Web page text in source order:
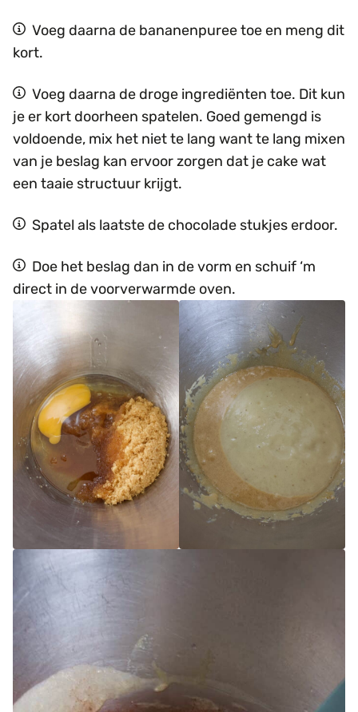
Voeg daarna de bananenpuree toe en meng dit
kort.
Voeg daarna de droge ingrediënten toe. Dit kun
je er kort doorheen spatelen. Goed gemengd is
voldoende, mix het niet te lang want te lang mixen
van je beslag kan ervoor zorgen dat je cake wat
een taaie structuur krijgt.
Spatel als laatste de chocolade stukjes erdoor.
Doe het beslag dan in de vorm en schuif ‘m
direct in de voorverwarmde oven.